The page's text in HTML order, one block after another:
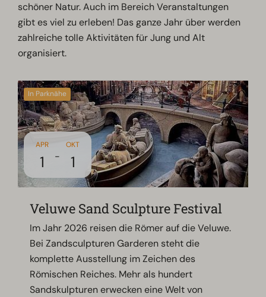
schöner Natur. Auch im Bereich Veranstaltungen
gibt es viel zu erleben! Das ganze Jahr über werden
zahlreiche tolle Aktivitäten für Jung und Alt
organisiert.
In Parknähe
APR
1 -
OKT
1
Veluwe Sand Sculpture Festival
Im Jahr 2026 reisen die Römer auf die Veluwe.
Bei Zandsculpturen Garderen steht die
komplette Ausstellung im Zeichen des
Römischen Reiches. Mehr als hundert
Sandskulpturen erwecken eine Welt von